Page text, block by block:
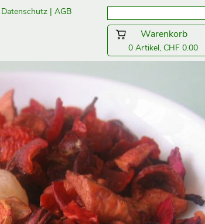
Datenschutz | AGB
Warenkorb
0 Artikel, CHF 0.00